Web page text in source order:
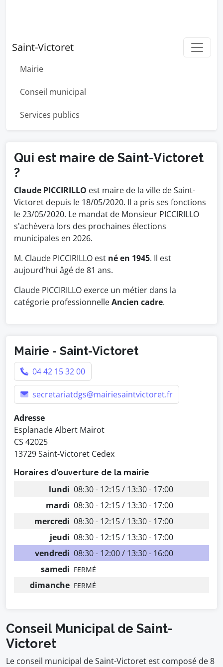
Saint-Victoret
Mairie
Conseil municipal
Services publics
Qui est maire de Saint-Victoret
?
Claude PICCIRILLO est maire de la ville de Saint-
Victoret depuis le 18/05/2020. Il a pris ses fonctions
le 23/05/2020. Le mandat de Monsieur PICCIRILLO
s'achèvera lors des prochaines élections
municipales en 2026.
M. Claude PICCIRILLO est né en 1945. Il est
aujourd'hui âgé de 81 ans.
Claude PICCIRILLO exerce un métier dans la
catégorie professionnelleAncien cadre.
Mairie - Saint-Victoret
04 42 15 32 00
secretariatdgs@mairiesaintvictoret.fr
Adresse
Esplanade Albert Mairot
CS 42025
13729 Saint-Victoret Cedex
Horaires d'ouverture de la mairie
lundi 08:30 - 12:15 / 13:30 - 17:00
mardi 08:30 - 12:15 / 13:30 - 17:00
mercredi 08:30 - 12:15 / 13:30 - 17:00
jeudi 08:30 - 12:15 / 13:30 - 17:00
vendredi 08:30 - 12:00 / 13:30 - 16:00
samedi FERMÉ
dimanche FERMÉ
Conseil Municipal de Saint-
Victoret
Le conseil municipal de Saint-Victoret est composé de 8